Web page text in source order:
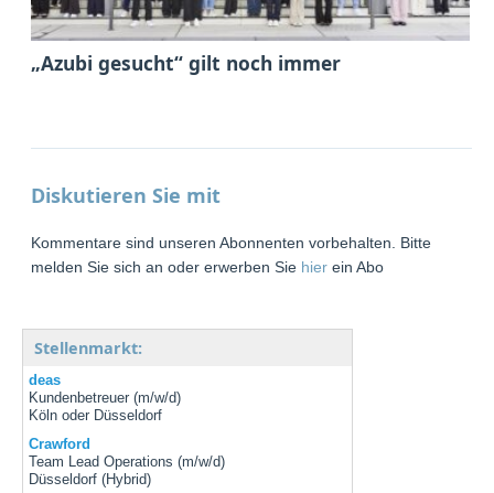
„Azubi gesucht“ gilt noch immer
Diskutieren Sie mit
Kommentare sind unseren Abonnenten vorbehalten. Bitte
melden Sie sich an oder erwerben Sie hier ein Abo
Stellenmarkt:
deas
Kundenbetreuer (m/w/d)
Köln oder Düsseldorf
Crawford
Team Lead Operations (m/w/d)
Düsseldorf (Hybrid)